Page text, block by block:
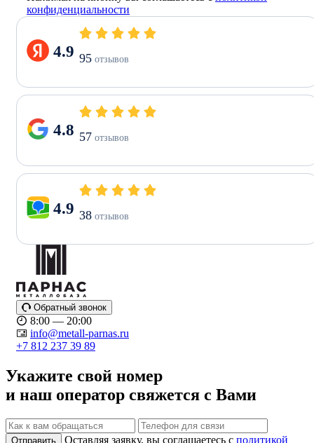
конфиденциальности
4.9 95 отзывов
4.8 57 отзывов
4.9 38 отзывов
Обратный звонок
8:00 — 20:00
info@metall-parnas.ru
+7 812 237 39 89
Укажите свой номер
и наш оператор свяжется с Вами
Отправить Оставляя заявку, вы соглашаетесь с политикой